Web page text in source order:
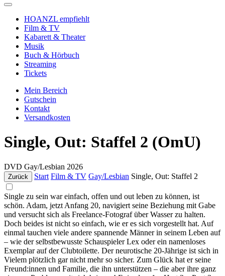
HOANZL empfiehlt
Film & TV
Kabarett & Theater
Musik
Buch & Hörbuch
Streaming
Tickets
Mein Bereich
Gutschein
Kontakt
Versandkosten
Single, Out: Staffel 2 (OmU)
DVD Gay/Lesbian 2026
Zurück Start Film & TV Gay/Lesbian Single, Out: Staffel 2
Single zu sein war einfach, offen und out leben zu können, ist
schön. Adam, jetzt Anfang 20, navigiert seine Beziehung mit Gabe
und versucht sich als Freelance-Fotograf über Wasser zu halten.
Doch beides ist nicht so einfach, wie er es sich vorgestellt hat. Auf
einmal tauchen viele andere spannende Männer in seinem Leben auf
– wie der selbstbewusste Schauspieler Lex oder ein namenloses
Exemplar auf der Clubtoilette. Der neurotische 20-Jährige ist sich in
Vielem plötzlich gar nicht mehr so sicher. Zum Glück hat er seine
Freund:innen und Familie, die ihn unterstützen – die aber ihre ganz